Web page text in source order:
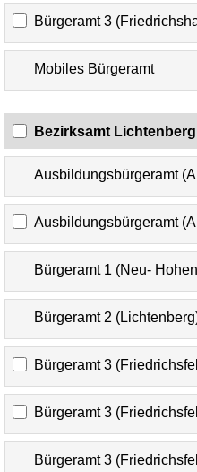
Bürgeramt 3
Mobiles Bürgeramt
Bezirksamt Lichtenberg
Ausbildungsbürgeramt
Ausbildungsbürgeramt
Bürgeramt 1 (Neu-
Bürgeramt 2
Bürgeramt 3
Bürgeramt 3
Bürgeramt 3